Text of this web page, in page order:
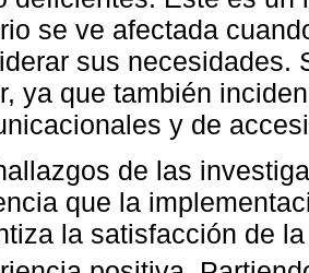
se ve afectada
sus necesidades.
ya que también
y de
de las
que la
la satisfacción de